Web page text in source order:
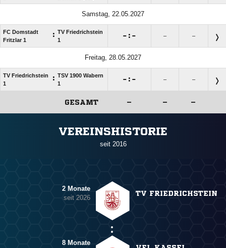
Samstag, 22.05.2027
FC Domstadt
Fritzlar 1
: TV Friedrichstein
1
 :  – –
Freitag, 28.05.2027
TV Friedrichstein
1
: TSV 1900 Wabern
1
 :  – –
GESAMT – – –
VEREINSHISTORIE
seit 2016
2 Monate
seit 2026
TV FRIEDRICHSTEIN
8 Monate